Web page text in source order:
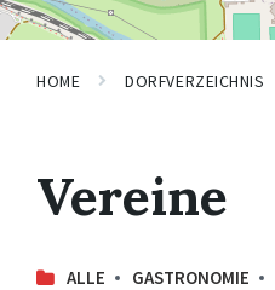
HOME DORFVERZEICHNIS
Vereine
ALLE GASTRONOMIE